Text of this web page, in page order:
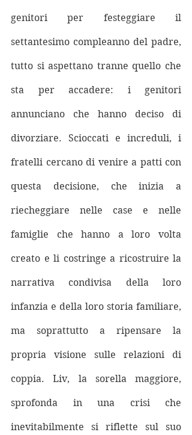
genitori per festeggiare il
settantesimo compleanno del padre,
tutto si aspettano tranne quello che
sta per accadere: i genitori
annunciano che hanno deciso di
divorziare. Scioccati e increduli, i
fratelli cercano di venire a patti con
questa decisione, che inizia a
riecheggiare nelle case e nelle
famiglie che hanno a loro volta
creato e li costringe a ricostruire la
narrativa condivisa della loro
infanzia e della loro storia familiare,
ma soprattutto a ripensare la
propria visione sulle relazioni di
coppia. Liv, la sorella maggiore,
sprofonda in una crisi che
inevitabilmente si riflette sul suo